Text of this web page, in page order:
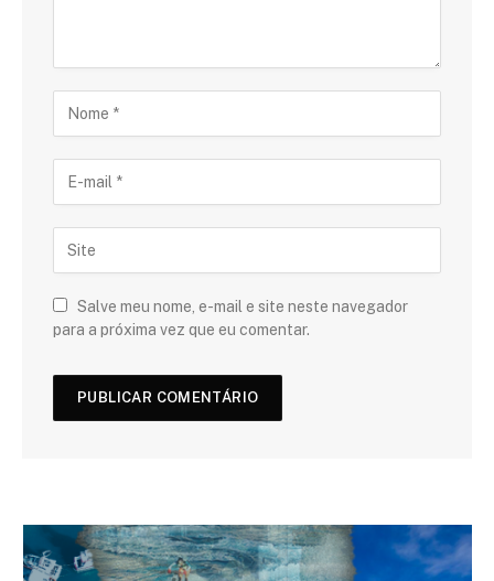
Salve meu nome, e-mail e site neste navegador
para a próxima vez que eu comentar.